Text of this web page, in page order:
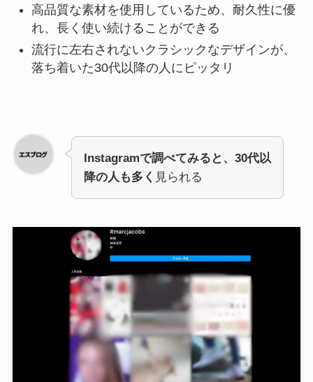
高品質な素材を使用しているため、耐久性に優
れ、長く使い続けることができる
流行に左右されないクラシックなデザインが、
落ち着いた30代以降の人にピッタリ
Instagramで調べてみると、30代以
降の人も多く 見られる